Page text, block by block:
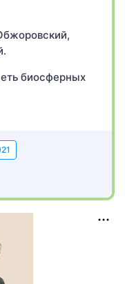
биосферных